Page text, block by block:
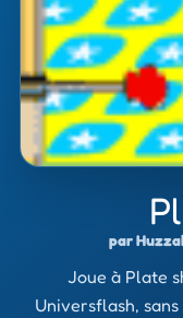
par
Joue à Plate
Universflash,